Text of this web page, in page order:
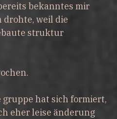
bekanntes mir
weil die
struktur
gruppe hat sich formiert,
eher leise änderung